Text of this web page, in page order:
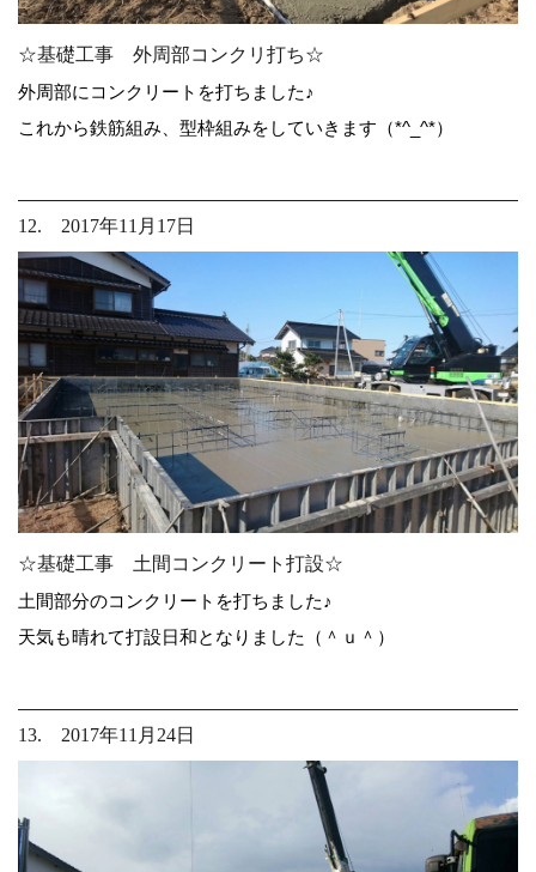
☆基礎工事 外周部コンクリ打ち☆
外周部にコンクリートを打ちました♪
これから鉄筋組み、型枠組みをしていきます（*^_^*）
12. 2017年11月17日
☆基礎工事 土間コンクリート打設☆
土間部分のコンクリートを打ちました♪
天気も晴れて打設日和となりました（＾ｕ＾）
13. 2017年11月24日